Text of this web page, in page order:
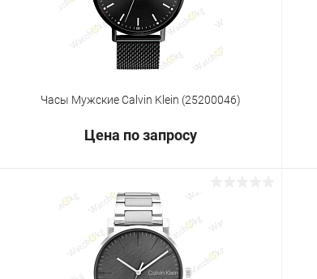
Часы Мужские Calvin Klein (25200046)
Цена по запросу
Запросить цену
Купить в 1 клик Сравнение
Под заказ